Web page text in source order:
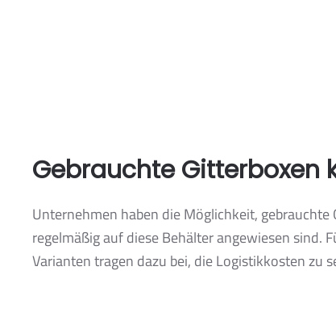
Gebrauchte Gitterboxen
Unternehmen haben die Möglichkeit,
regelmäßig auf diese Behälter angewiesen sind.
Varianten tragen dazu bei, die Logistikkosten zu